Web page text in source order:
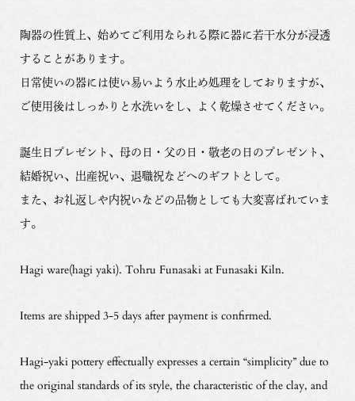
陶器の性質上、始めてご利用なられる際に器に若干水分が浸透
することがあります。
日常使いの器には使い易いよう水止め処理をしておりますが、
ご使用後はしっかりと水洗いをし、よく乾燥させてください。
誕生日プレゼント、母の日・父の日・敬老の日のプレゼント、
結婚祝い、出産祝い、退職祝などへのギフトとして。
また、お礼返しや内祝いなどの品物としても大変喜ばれていま
す。
Hagi ware(hagi yaki). Tohru Funasaki at Funasaki Kiln.
Items are shipped 3-5 days after payment is confirmed.
Hagi-yaki pottery effectually expresses a certain “simplicity” due to
the original standards of its style, the characteristic of the clay, and